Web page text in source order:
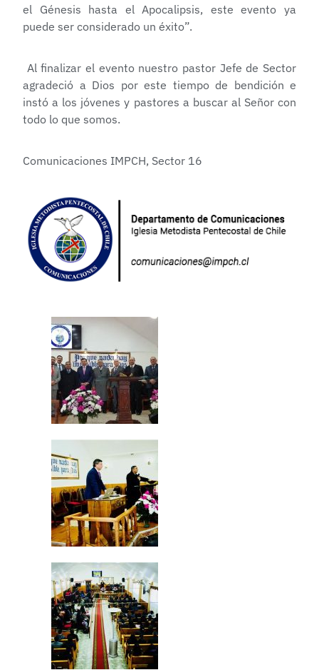
el Génesis hasta el Apocalipsis, este evento ya
puede ser considerado un éxito”.
Al finalizar el evento nuestro pastor Jefe de Sector
agradeció a Dios por este tiempo de bendición e
instó a los jóvenes y pastores a buscar al Señor con
todo lo que somos.
Comunicaciones IMPCH, Sector 16